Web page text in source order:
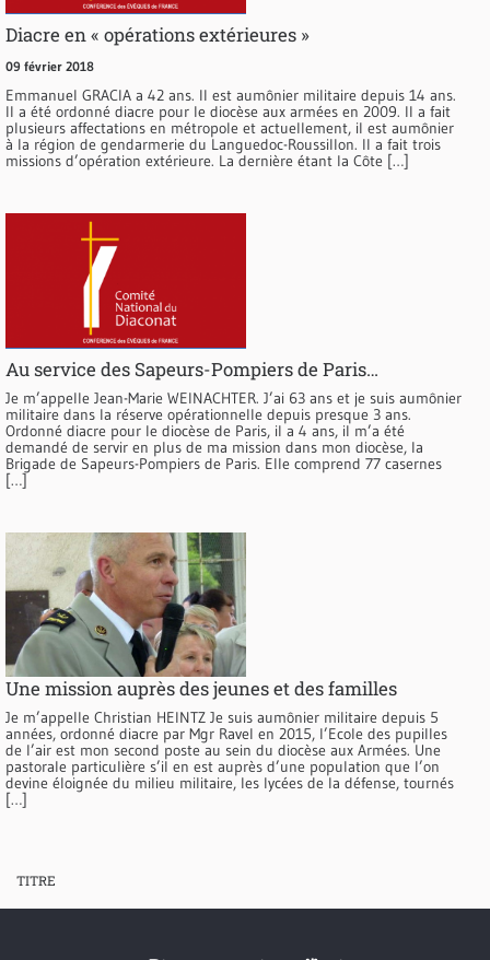
Diacre en « opérations extérieures »
09 février 2018
Emmanuel GRACIA a 42 ans. Il est aumônier militaire depuis 14 ans.
Il a été ordonné diacre pour le diocèse aux armées en 2009. Il a fait
plusieurs affectations en métropole et actuellement, il est aumônier
à la région de gendarmerie du Languedoc-Roussillon. Il a fait trois
missions d’opération extérieure. La dernière étant la Côte […]
Au service des Sapeurs-Pompiers de Paris…
Je m’appelle Jean-Marie WEINACHTER. J’ai 63 ans et je suis aumônier
militaire dans la réserve opérationnelle depuis presque 3 ans.
Ordonné diacre pour le diocèse de Paris, il a 4 ans, il m’a été
demandé de servir en plus de ma mission dans mon diocèse, la
Brigade de Sapeurs-Pompiers de Paris. Elle comprend 77 casernes
[…]
Une mission auprès des jeunes et des familles
Je m’appelle Christian HEINTZ Je suis aumônier militaire depuis 5
années, ordonné diacre par Mgr Ravel en 2015, l’Ecole des pupilles
de l’air est mon second poste au sein du diocèse aux Armées. Une
pastorale particulière s’il en est auprès d’une population que l’on
devine éloignée du milieu militaire, les lycées de la défense, tournés
[…]
TITRE